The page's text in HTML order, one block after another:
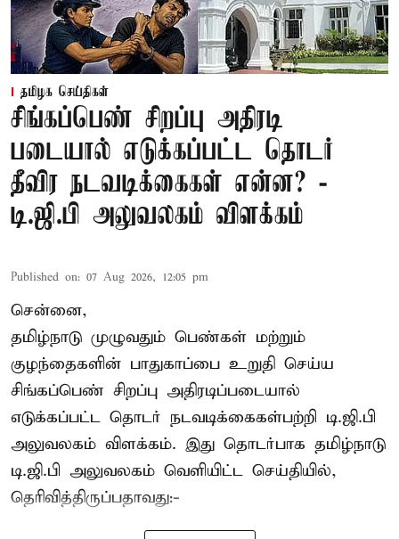
தமிழக செய்திகள்
சிங்கப்பெண் சிறப்பு அதிரடி
படையால் எடுக்கப்பட்ட தொடர்
தீவிர நடவடிக்கைகள் என்ன? -
டி.ஜி.பி அலுவலகம் விளக்கம்
Published on: 07 Aug 2026, 12:05 pm
சென்னை,
தமிழ்நாடு முழுவதும் பெண்கள் மற்றும்
குழந்தைகளின் பாதுகாப்பை உறுதி செய்ய
சிங்கப்பெண் சிறப்பு அதிரடிப்படையால்
எடுக்கப்பட்ட தொடர் நடவடிக்கைகள்பற்றி டி.ஜி.பி
அலுவலகம் விளக்கம். இது தொடர்பாக தமிழ்நாடு
டி.ஜி.பி அலுவலகம் வெளியிட்ட செய்தியில்,
தெரிவித்திருப்பதாவது:-